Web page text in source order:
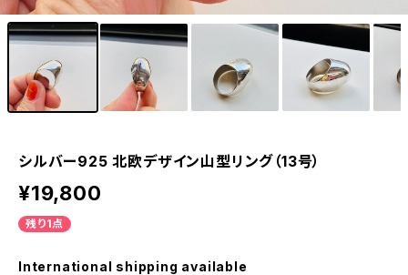
シルバー925 北欧デザイン山型リング（13号）
¥19,800
残り1点
International shipping available